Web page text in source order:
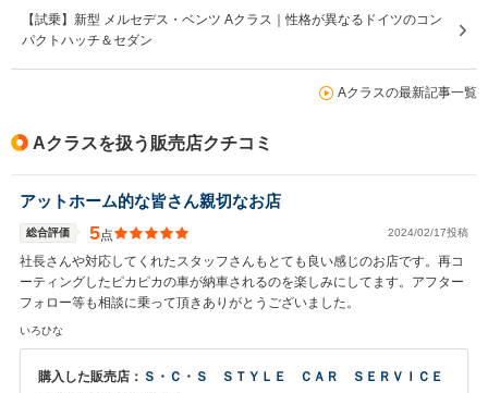
【試乗】新型 メルセデス・ベンツ Aクラス｜性格が異なるドイツのコン
パクトハッチ＆セダン
Aクラスの最新記事一覧
Aクラスを扱う販売店クチコミ
アットホーム的な皆さん親切なお店
総合評価 5点 2024/02/17投稿
社長さんや対応してくれたスタッフさんもとても良い感じのお店です。再コ
ーティングしたピカピカの車が納車されるのを楽しみにしてます。アフター
フォロー等も相談に乗って頂きありがとうございました。
いろひな
購入した販売店： Ｓ・Ｃ・Ｓ ＳＴＹＬＥ ＣＡＲ ＳＥＲＶＩＣＥ